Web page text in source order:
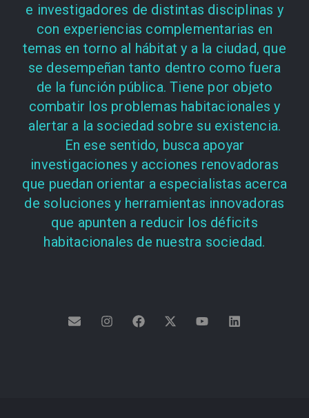
e investigadores de distintas disciplinas y
con experiencias complementarias en
temas en torno al hábitat y a la ciudad, que
se desempeñan tanto dentro como fuera
de la función pública. Tiene por objeto
combatir los problemas habitacionales y
alertar a la sociedad sobre su existencia.
En ese sentido, busca apoyar
investigaciones y acciones renovadoras
que puedan orientar a especialistas acerca
de soluciones y herramientas innovadoras
que apunten a reducir los déficits
habitacionales de nuestra sociedad.